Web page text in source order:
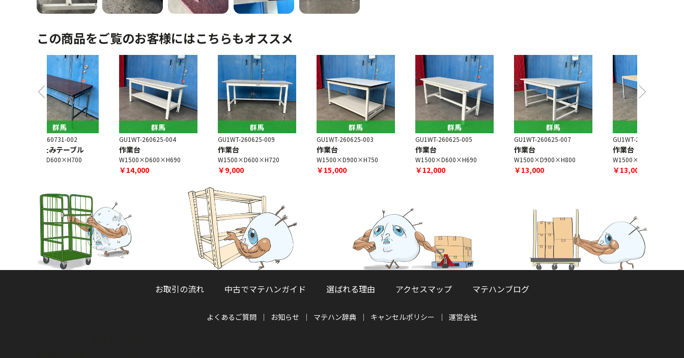
この商品をご覧のお客様にはこちらもオススメ
GU1WT-260625-004
作業台
W1500×D600×H690
GU1WT-260625-009
W1500×D600×H720
GU1WT-260625-003
W1500×D900×H750
GU1WT-260625-005
W1500×D600×H690
GU1WT-260625-007
W1500×D900×H800
GU1WT-260625-008
W1500×D750×H700
お取引の流れ 中古でマテハンガイド 選ばれる理由 アクセスマップ マテハンブログ
よくあるご質問 お知らせ マテハン辞典 キャンセルポリシー 運営会社